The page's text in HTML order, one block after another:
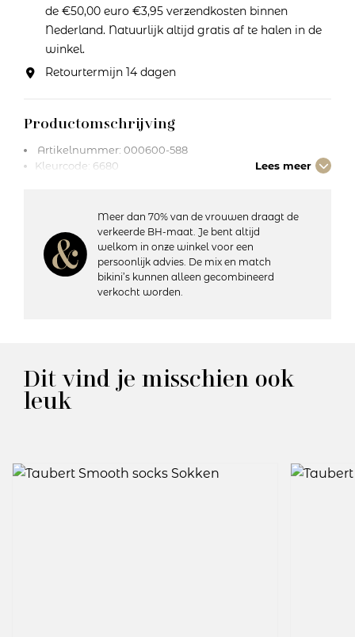
de €50,00 euro €3,95 verzendkosten binnen
Nederland. Natuurlijk altijd gratis af te halen in de
winkel.
Retourtermijn 14 dagen
Productomschrijving
Artikelnummer: 000600-588
Kleurcode: 6680
Lees meer
Meer dan 70% van de vrouwen draagt de
verkeerde BH-maat. Je bent altijd
welkom in onze winkel voor een
persoonlijk advies. De mix en match
bikini’s kunnen alleen gecombineerd
verkocht worden.
Dit vind je misschien ook
leuk